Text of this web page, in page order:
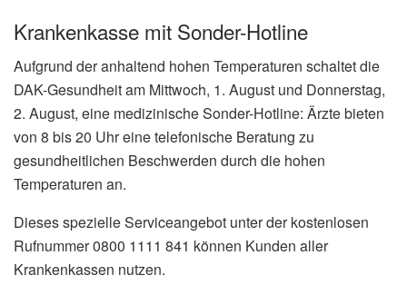
Krankenkasse mit Sonder-Hotline
Aufgrund der anhaltend hohen Temperaturen schaltet die
DAK-Gesundheit am Mittwoch, 1. August und Donnerstag,
2. August, eine medizinische Sonder-Hotline: Ärzte bieten
von 8 bis 20 Uhr eine telefonische Beratung zu
gesundheitlichen Beschwerden durch die hohen
Temperaturen an.
Dieses spezielle Serviceangebot unter der kostenlosen
Rufnummer 0800 1111 841 können Kunden aller
Krankenkassen nutzen.